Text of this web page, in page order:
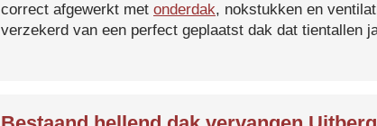
correct afgewerkt met onderdak, nokstukken en
verzekerd van een perfect geplaatst dak dat tientallen